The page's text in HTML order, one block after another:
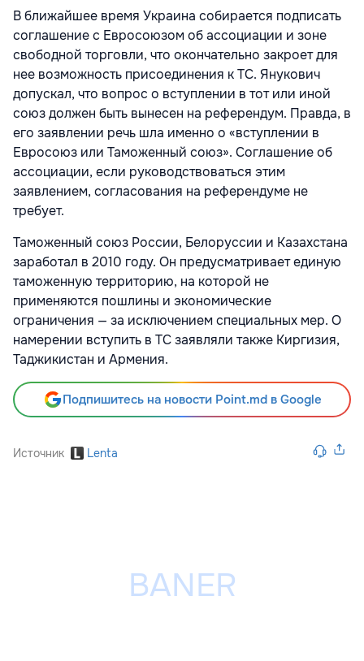
В ближайшее время Украина собирается подписать
соглашение с Евросоюзом об ассоциации и зоне
свободной торговли, что окончательно закроет для
нее возможность присоединения к ТС. Янукович
допускал, что вопрос о вступлении в тот или иной
союз должен быть вынесен на референдум. Правда, в
его заявлении речь шла именно о «вступлении в
Евросоюз или Таможенный союз». Соглашение об
ассоциации, если руководствоваться этим
заявлением, согласования на референдуме не
требует.
Таможенный союз России, Белоруссии и Казахстана
заработал в 2010 году. Он предусматривает единую
таможенную территорию, на которой не
применяются пошлины и экономические
ограничения — за исключением специальных мер. О
намерении вступить в ТС заявляли также Киргизия,
Таджикистан и Армения.
Подпишитесь на новости Point.md в Google
Источник Lenta